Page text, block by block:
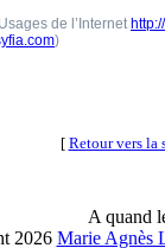
de l’Internet
)
[ Retour vers la
A quand
2026 Marie Agnès